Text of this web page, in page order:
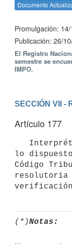
Documento
Promulgación:
Publicación: 26/
El Registro
semestre se
IMPO.
SECCIÓN VII -
Artículo 177
lo
Código
resolutoria
(*)Notas: